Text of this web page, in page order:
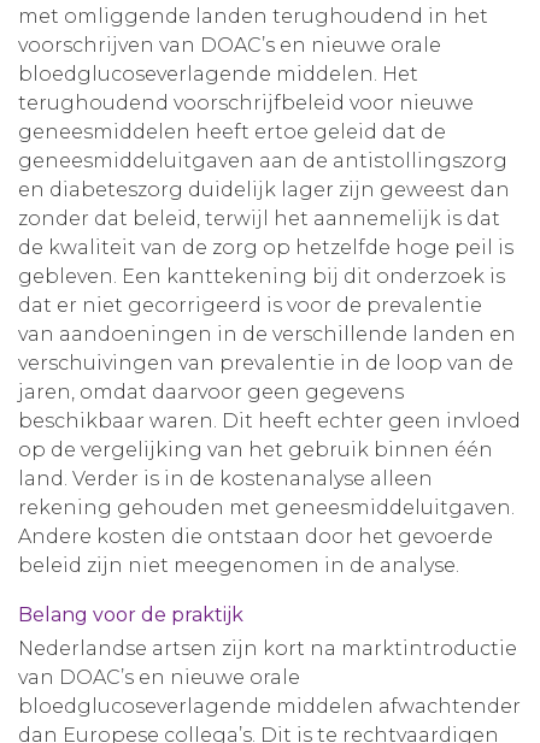
met omliggende landen terughoudend in het
voorschrijven van DOAC’s en nieuwe orale
bloedglucoseverlagende middelen. Het
terughoudend voorschrijfbeleid voor nieuwe
geneesmiddelen heeft ertoe geleid dat de
geneesmiddeluitgaven aan de antistollingszorg
en diabeteszorg duidelijk lager zijn geweest dan
zonder dat beleid, terwijl het aannemelijk is dat
de kwaliteit van de zorg op hetzelfde hoge peil is
gebleven. Een kanttekening bij dit onderzoek is
dat er niet gecorrigeerd is voor de prevalentie
van aandoeningen in de verschillende landen en
verschuivingen van prevalentie in de loop van de
jaren, omdat daarvoor geen gegevens
beschikbaar waren. Dit heeft echter geen invloed
op de vergelijking van het gebruik binnen één
land. Verder is in de kostenanalyse alleen
rekening gehouden met geneesmiddeluitgaven.
Andere kosten die ontstaan door het gevoerde
beleid zijn niet meegenomen in de analyse.
Belang voor de praktijk
Nederlandse artsen zijn kort na marktintroductie
van DOAC’s en nieuwe orale
bloedglucoseverlagende middelen afwachtender
dan Europese collega’s. Dit is te rechtvaardigen